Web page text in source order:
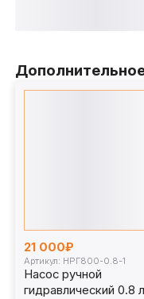
21 000₽
Артикул: НРГ800-0.8-1
Насос ручной
гидравлический 0.8